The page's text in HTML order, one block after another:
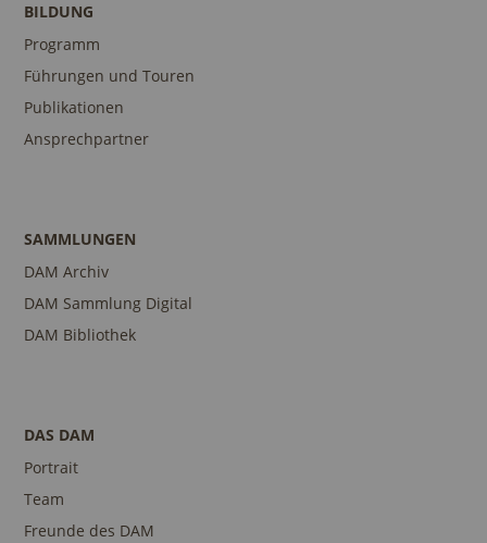
BILDUNG
Programm
Führungen und Touren
Publikationen
Ansprechpartner
SAMMLUNGEN
DAM Archiv
DAM Sammlung Digital
DAM Bibliothek
DAS DAM
Portrait
Team
Freunde des DAM